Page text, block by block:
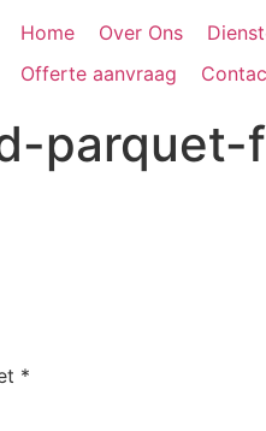
Home Over Ons
Offerte aanvraag
*